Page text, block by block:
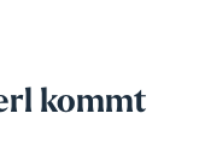
kommt